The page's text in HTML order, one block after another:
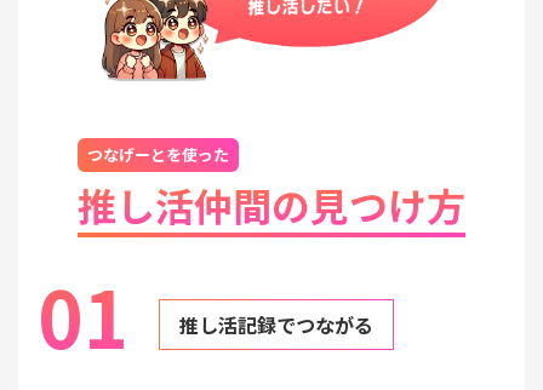
つなげーとを使った
推し活仲間の見つけ方
01 推し活記録でつながる